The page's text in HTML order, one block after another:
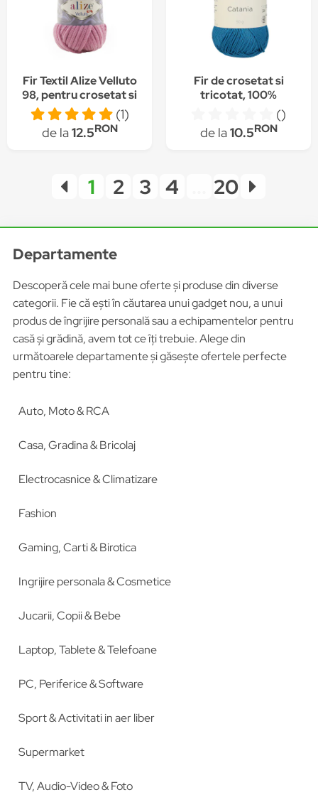
Fir Textil Alize Velluto
98, pentru crosetat si
tricotat, acril, roz, 68
m
(1)
de la12.5RON
Fir de crosetat si
tricotat, 100%
bumbac, grosime fir nr
2 Fine, lungime 125 m,
50g, Catania Albastru
()
de la10.5RON
1 2 3 4 20
Departamente
Descoperă cele mai bune oferte și produse din diverse
categorii. Fie că ești în căutarea unui gadget nou, a unui
produs de îngrijire personală sau a echipamentelor pentru
casă și grădină, avem tot ce îți trebuie. Alege din
următoarele departamente și găsește ofertele perfecte
pentru tine:
Auto, Moto & RCA
Casa, Gradina & Bricolaj
Electrocasnice & Climatizare
Fashion
Gaming, Carti & Birotica
Ingrijire personala & Cosmetice
Jucarii, Copii & Bebe
Laptop, Tablete & Telefoane
PC, Periferice & Software
Sport & Activitati in aer liber
Supermarket
TV, Audio-Video & Foto